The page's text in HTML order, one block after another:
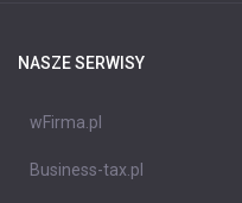
NASZE SERWISY
wFirma.pl
Business-tax.pl